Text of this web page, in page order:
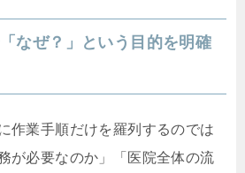
なぜ？」という目的を明確
作業手順だけを羅列するのでは
が必要なのか」「医院全体の流